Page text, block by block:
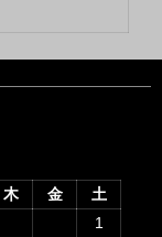
木 金
土
1